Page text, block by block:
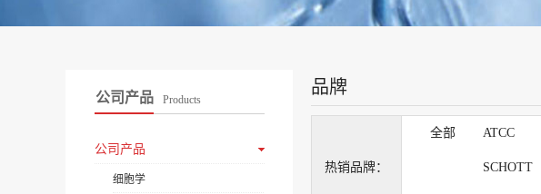
公司产品 Products
公司产品
细胞学
品牌
热销品牌：
全部 ATCC
SCHOTT